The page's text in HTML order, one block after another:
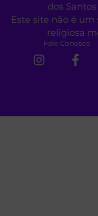
dos
Este site não é
religiosa
Fale Conosco